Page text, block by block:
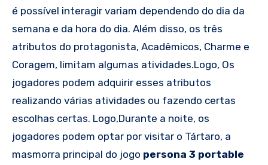
é possível interagir variam dependendo do dia da
semana e da hora do dia. Além disso, os três
atributos do protagonista, Acadêmicos, Charme e
Coragem, limitam algumas atividades.Logo, Os
jogadores podem adquirir esses atributos
realizando várias atividades ou fazendo certas
escolhas certas. Logo,Durante a noite, os
jogadores podem optar por visitar o Tártaro, a
masmorra principal do jogo persona 3 portable